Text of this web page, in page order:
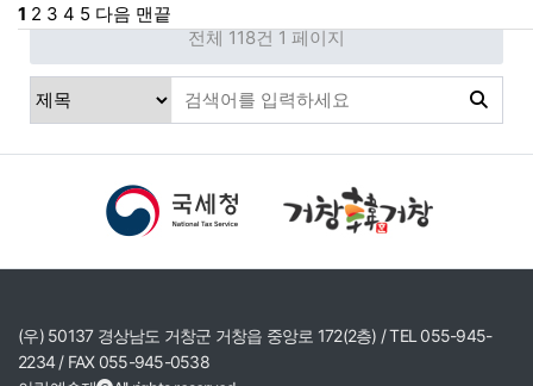
1 2 3 4 5 다음 맨끝
전체 118건 1 페이지
(우) 50137 경상남도 거창군 거창읍 중앙로 172(2층) / TEL 055-945-
2234 / FAX 055-945-0538